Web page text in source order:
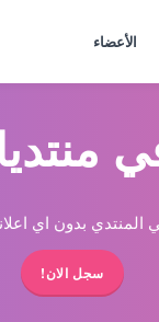
الأعضاء
بدون اي
سجل الان!